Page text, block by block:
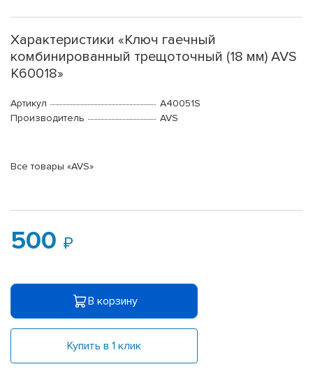
Характеристики «Ключ гаечный
комбинированный трещоточный (18 мм) AVS
K60018»
Артикул
A40051S
Производитель
AVS
Все товары «AVS»
500
В корзину
Купить в 1 клик